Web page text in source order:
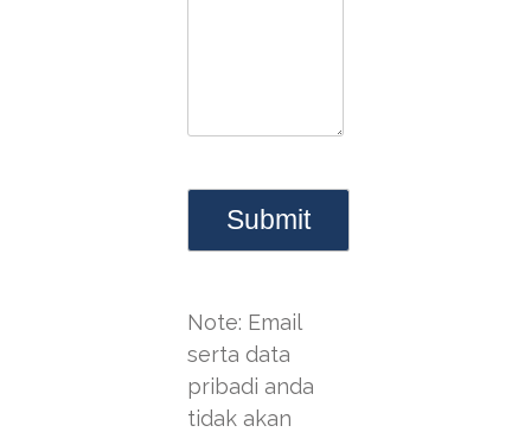
Note: Email
serta data
pribadi anda
tidak akan